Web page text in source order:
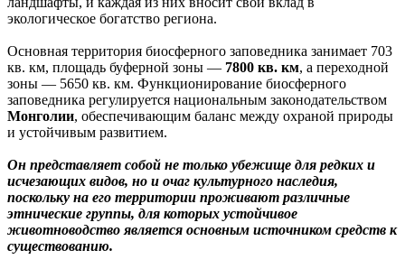
экологическое богатство региона.
Основная территория биосферного заповедника занимает 703
кв. км, площадь буферной зоны — 7800 кв. км, а переходной
зоны — 5650 кв. км. Функционирование биосферного
заповедника регулируется национальным законодательством
Монголии, обеспечивающим баланс между охраной природы
и устойчивым развитием.
Он представляет собой не только убежище для редких и
исчезающих видов, но и очаг культурного наследия,
поскольку на его территории проживают различные
этнические группы, для которых устойчивое
животноводство является основным источником средств к
существованию.